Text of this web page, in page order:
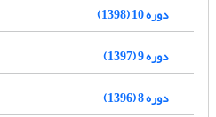
دوره 10 (1398)
دوره 9 (1397)
دوره 8 (1396)